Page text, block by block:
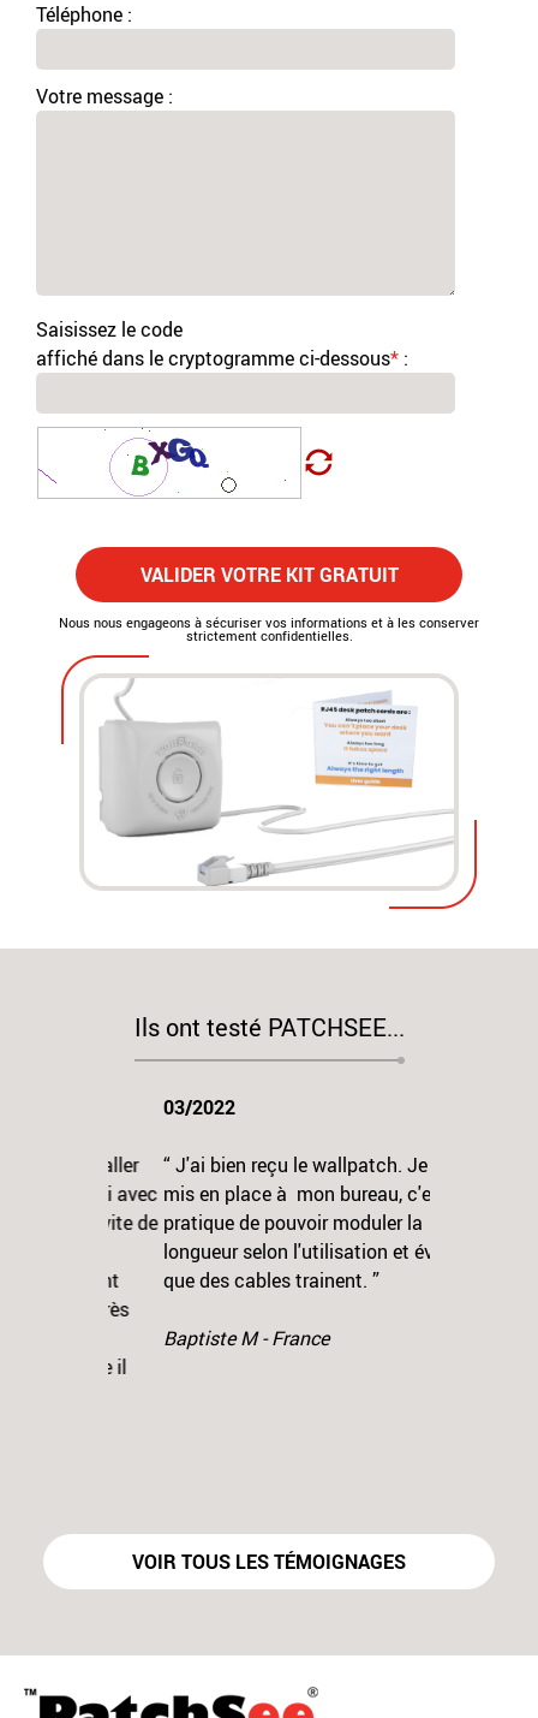
Téléphone :
Votre message :
Saisissez le code
affiché dans le cryptogramme ci-dessous* :
VALIDER VOTRE KIT GRATUIT
Nous nous engageons à sécuriser vos informations et à les conserver
strictement confidentielles.
Ils ont testé PATCHSEE...
03/2022
“ J'ai bien reçu le wallpatch. Je l'ai
mis en place à mon bureau, c'est
pratique de pouvoir moduler la
longueur selon l'utilisation et éviter
que des cables trainent. ”
Baptiste M - France
Previous
Contact Blog Mentions Légales